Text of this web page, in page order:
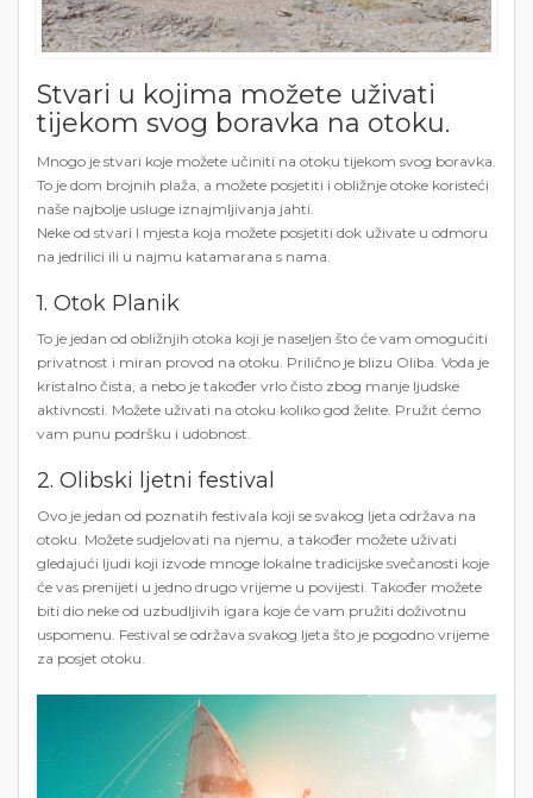
Stvari u kojima možete uživati ​​
tijekom svog boravka na otoku.
Mnogo je stvari koje možete učiniti na otoku tijekom svog boravka.
To je dom brojnih plaža, a možete posjetiti i obližnje otoke koristeći
naše najbolje usluge iznajmljivanja jahti.
Neke od stvari I mjesta koja možete posjetiti dok uživate u odmoru
na jedrilici ili u najmu katamarana s nama.
1. Otok Planik
To je jedan od obližnjih otoka koji je naseljen što će vam omogućiti
privatnost i miran provod na otoku. Prilično je blizu Oliba. Voda je
kristalno čista, a nebo je također vrlo čisto zbog manje ljudske
aktivnosti. Možete uživati ​​na otoku koliko god želite. Pružit ćemo
vam punu podršku i udobnost.
2. Olibski ljetni festival
Ovo je jedan od poznatih festivala koji se svakog ljeta održava na
otoku. Možete sudjelovati na njemu, a također možete uživati ​​
gledajući ljudi koji izvode mnoge lokalne tradicijske svečanosti koje
će vas prenijeti u jedno drugo vrijeme u povijesti. Također možete
biti dio neke od uzbudljivih igara koje će vam pružiti doživotnu
uspomenu. Festival se održava svakog ljeta što je pogodno vrijeme
za posjet otoku.